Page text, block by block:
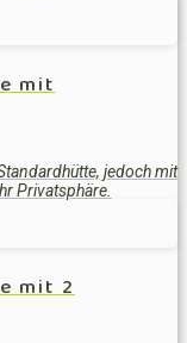
mit
jedoch mit
Privatsphäre.
mit 2